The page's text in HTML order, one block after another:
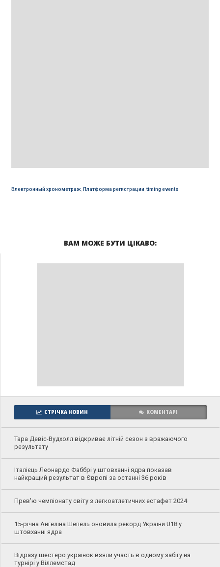
Электронный хронометраж, Платформа регистрации timing events
ВАМ МОЖЕ БУТИ ЦІКАВО:
СТРІЧКА НОВИН КОМЕНТАРІ
Тара Девіс-Вудхолл відкриває літній сезон з вражаючого
результату
Італієць Леонардо Фаббрі у штовханні ядра показав
найкращий результат в Європі за останні 36 років
Прев'ю чемпіонату світу з легкоатлетичних естафет 2024
15-річна Ангеліна Шепель оновила рекорд України U18 у
штовханні ядра
Відразу шестеро українок взяли участь в одному забігу на
турнірі у Віллемстад